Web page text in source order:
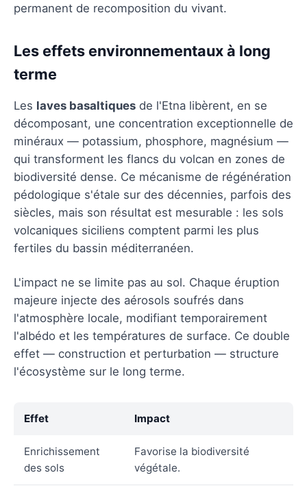
permanent de recomposition du vivant.
Les effets environnementaux à long
terme
Les laves basaltiques de l'Etna libèrent, en se
décomposant, une concentration exceptionnelle de
minéraux — potassium, phosphore, magnésium —
qui transforment les flancs du volcan en zones de
biodiversité dense. Ce mécanisme de régénération
pédologique s'étale sur des décennies, parfois des
siècles, mais son résultat est mesurable : les sols
volcaniques siciliens comptent parmi les plus
fertiles du bassin méditerranéen.
L'impact ne se limite pas au sol. Chaque éruption
majeure injecte des aérosols soufrés dans
l'atmosphère locale, modifiant temporairement
l'albédo et les températures de surface. Ce double
effet — construction et perturbation — structure
l'écosystème sur le long terme.
Effet Impact
Enrichissement
des sols
Favorise la biodiversité
végétale.